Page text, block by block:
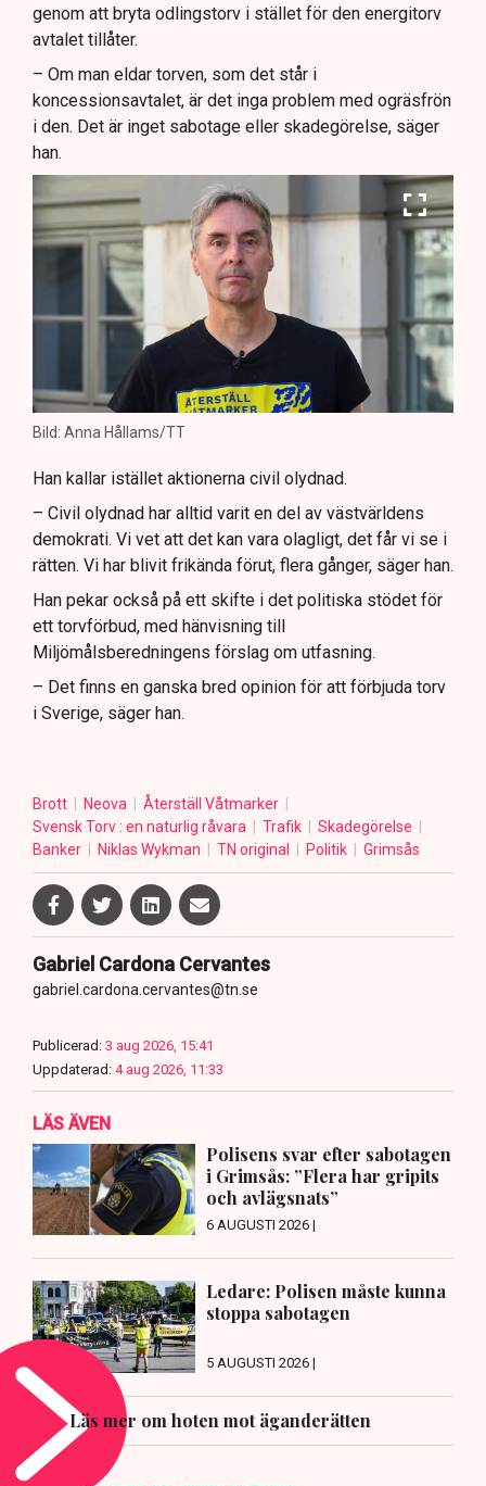
genom att bryta odlingstorv i stället för den energitorv
avtalet tillåter.
– Om man eldar torven, som det står i
koncessionsavtalet, är det inga problem med ogräsfrön
i den. Det är inget sabotage eller skadegörelse, säger
han.
Bild: Anna Hållams/TT
Han kallar istället aktionerna civil olydnad.
– Civil olydnad har alltid varit en del av västvärldens
demokrati. Vi vet att det kan vara olagligt, det får vi se i
rätten. Vi har blivit frikända förut, flera gånger, säger han.
Han pekar också på ett skifte i det politiska stödet för
ett torvförbud, med hänvisning till
Miljömålsberedningens förslag om utfasning.
– Det finns en ganska bred opinion för att förbjuda torv
i Sverige, säger han.
Brott Neova
Återställ Våtmarker
Svensk Torv : en naturlig råvara
Trafik
Skadegörelse
Banker
Niklas Wykman TN original Politik Grimsås
Gabriel Cardona Cervantes
gabriel.cardona.cervantes@tn.se
Publicerad: 3 aug 2026, 15:41
Uppdaterad: 4 aug 2026, 11:33
LÄS ÄVEN
Polisens svar efter sabotagen
i Grimsås: ”Flera har gripits
och avlägsnats”
6 AUGUSTI 2026 |
Ledare: Polisen måste kunna
stoppa sabotagen
5 AUGUSTI 2026 |
Läs mer om hoten mot äganderätten